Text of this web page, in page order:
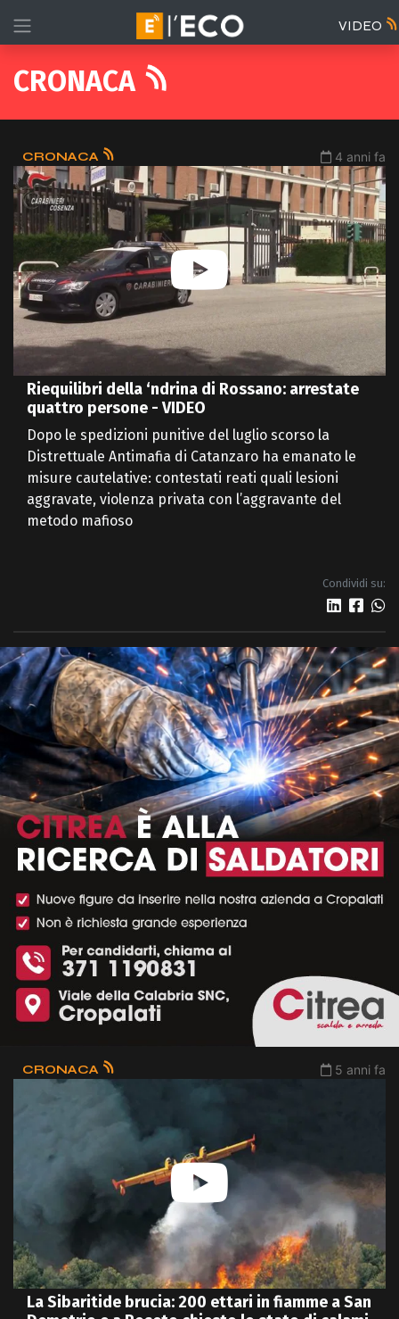
VIDEO
CRONACA
CRONACA 4 anni fa
Riequilibri della ‘ndrina di Rossano: arrestate
quattro persone - VIDEO
Dopo le spedizioni punitive del luglio scorso la
Distrettuale Antimafia di Catanzaro ha emanato le
misure cautelative: contestati reati quali lesioni
aggravate, violenza privata con l’aggravante del
metodo mafioso
Condividi su:
CRONACA 5 anni fa
La Sibaritide brucia: 200 ettari in fiamme a San